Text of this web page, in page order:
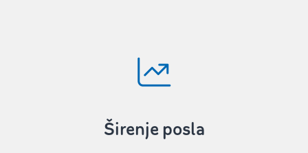
Širenje posla